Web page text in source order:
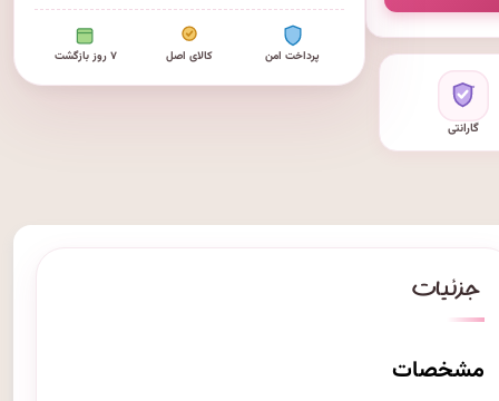
گارانتی
پرداخت امن کالای اصل ۷ روز بازگشت
مشخصات